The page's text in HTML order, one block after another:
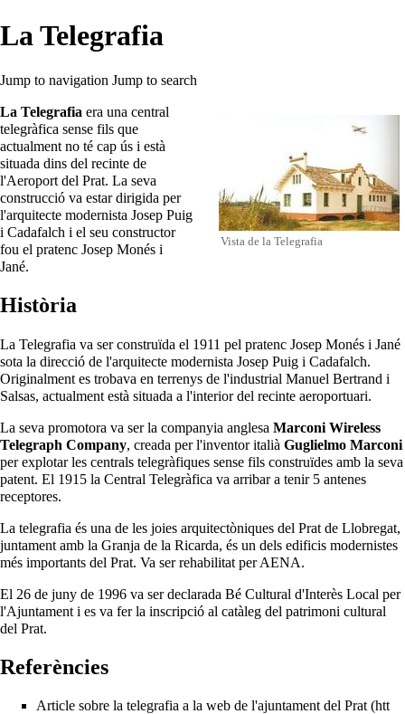
La Telegrafia
Jump to navigation Jump to search
Vista de la Telegrafia
La Telegrafia era una central
telegràfica sense fils que
actualment no té cap ús i està
situada dins del recinte de
l'Aeroport del Prat. La seva
construcció va estar dirigida per
l'arquitecte modernista Josep Puig
i Cadafalch i el seu constructor
fou el pratenc Josep Monés i
Jané.
Història
La Telegrafia va ser construïda el 1911 pel pratenc Josep Monés i Jané
sota la direcció de l'arquitecte modernista Josep Puig i Cadafalch.
Originalment es trobava en terrenys de l'industrial Manuel Bertrand i
Salsas, actualment està situada a l'interior del recinte aeroportuari.
La seva promotora va ser la companyia anglesa Marconi Wireless
Telegraph Company, creada per l'inventor italià Guglielmo Marconi
per explotar les centrals telegràfiques sense fils construïdes amb la seva
patent. El 1915 la Central Telegràfica va arribar a tenir 5 antenes
receptores.
La telegrafia és una de les joies arquitectòniques del Prat de Llobregat,
juntament amb la Granja de la Ricarda, és un dels edificis modernistes
més importants del Prat. Va ser rehabilitat perAENA.
El 26 de juny de 1996 va ser declarada Bé Cultural d'Interès Local per
l'Ajuntament i es va fer la inscripció al catàleg del patrimoni cultural
del Prat.
Referències
Article sobre la telegrafia a la web de l'ajuntament del Prat